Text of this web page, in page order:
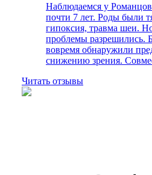
Наблюдаемся у
почти 7 лет. Роды были
гипоксия, травма шеи.
проблемы разрешились.
вовремя обнаружили
снижению зрения.
Читать отзывы